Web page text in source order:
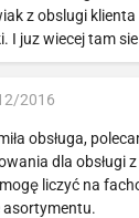
z obslugi
I juz wiecej tam
2016
obsługa,
dla obsługi
liczyć na
asortymentu.